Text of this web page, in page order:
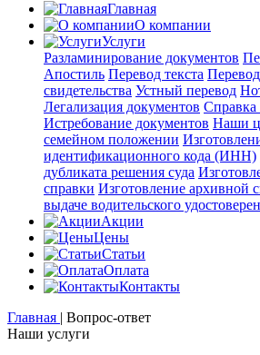
Главная
О компании
Услуги
Разламинирование документов
Апостиль Перевод текста
свидетельства Устный перевод
Легализация документов Справка
Истребование документов Наши
семейном положении
идентификационного кода (ИНН)
дубликата решения суда
справки Изготовление архивной
выдаче водительского
Акции
Цены
Статьи
Оплата
Контакты
Главная | Вопрос-ответ
Наши услуги